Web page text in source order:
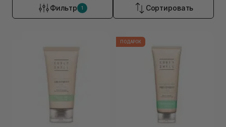
Фильтр 1 Сортировать
ПОДАРОК